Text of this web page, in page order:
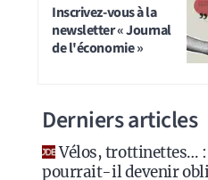
Inscrivez-vous à la
newsletter « Journal
de l'économie »
Derniers articles
Vélos, trottinettes… :
pourrait-il devenir